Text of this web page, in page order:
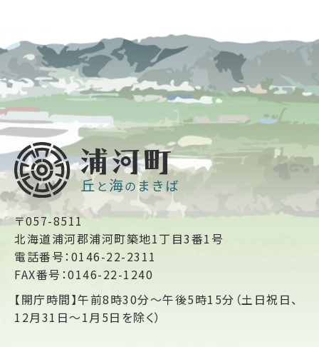
〒057-8511
北海道浦河郡浦河町築地1丁目3番1号
電話番号：0146-22-2311
FAX番号：0146-22-1240
【開庁時間】午前8時30分～午後5時15分（土日祝日、
12月31日～1月5日を除く）